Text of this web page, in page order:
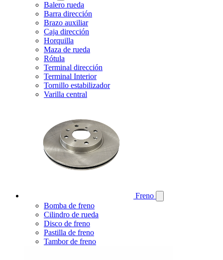
Balero rueda
Barra dirección
Brazo auxiliar
Caja dirección
Horquilla
Maza de rueda
Rótula
Terminal dirección
Terminal Interior
Tornillo estabilizador
Varilla central
Freno
Bomba de freno
Cilindro de rueda
Disco de freno
Pastilla de freno
Tambor de freno